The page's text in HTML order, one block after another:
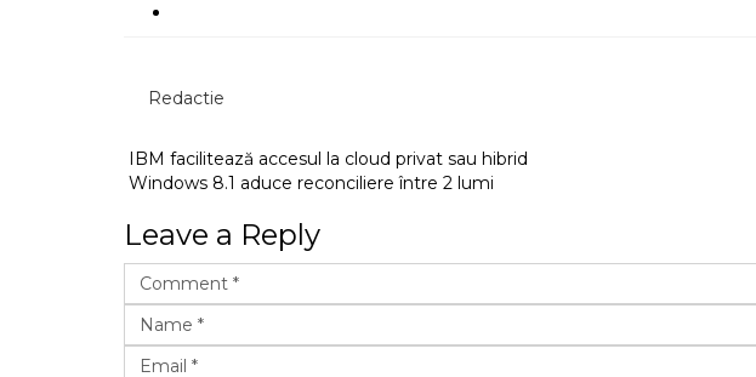
Redactie
IBM facilitează accesul la cloud privat sau hibrid
Windows 8.1 aduce reconciliere între 2 lumi
Leave a Reply